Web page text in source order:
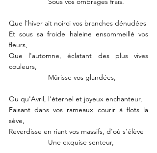
Que l'hiver ait noirci vos branches dénudées
Et sous sa froide haleine ensommeillé vos
fleurs,
Que l'automne, éclatant des plus vives
couleurs,
		Mûrisse vos glandées,
Ou qu'Avril, l'éternel et joyeux enchanteur,
Faisant dans vos rameaux courir à flots la
sève,
Reverdisse en riant vos massifs, d'où s'élève
		Une exquise senteur,